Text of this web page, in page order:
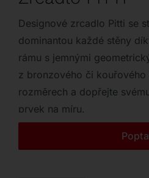
Designové zrcadlo Pitti se
dominantou každé stěny
rámu s jemnými
z bronzového či kouřového
rozměrech a dopřejte
prvek na míru.